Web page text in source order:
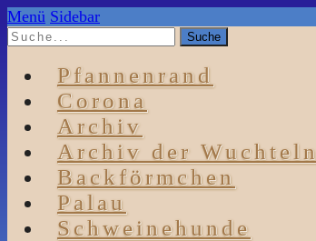
Menü Sidebar
Pfannenrand
Corona
Archiv
Archiv der Wuchteln
Backförmchen
Palau
Schweinehunde